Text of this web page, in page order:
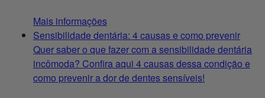
Mais informações
Sensibilidade dentária: 4 causas e como prevenir
Quer saber o que fazer com a sensibilidade dentária
incômoda? Confira aqui 4 causas dessa condição e
como prevenir a dor de dentes sensíveis!